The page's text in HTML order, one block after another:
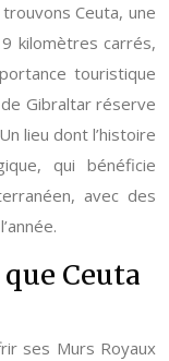
Ceuta, une
kilomètres carrés,
touristique
Gibraltar réserve
lieu dont l’histoire
qui bénéficie
avec des
Ceuta
ses Murs Royaux